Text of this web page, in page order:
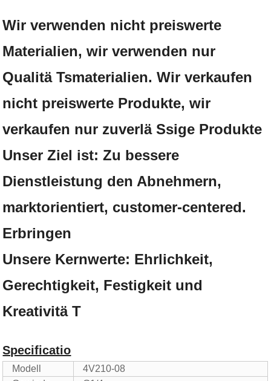
Wir verwenden nicht preiswerte
Materialien, wir verwenden nur
Qualitä Tsmaterialien. Wir verkaufen
nicht preiswerte Produkte, wir
verkaufen nur zuverlä Ssige Produkte
Unser Ziel ist: Zu bessere
Dienstleistung den Abnehmern,
marktorientiert, customer-centered.
Erbringen
Unsere Kernwerte: Ehrlichkeit,
Gerechtigkeit, Festigkeit und
Kreativitä T
Specificatio
Modell
4V210-08